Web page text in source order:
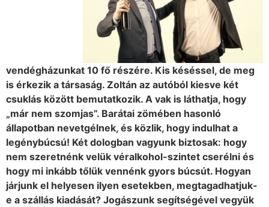
vendégházunkat 10 fő részére. Kis késéssel, de meg
is érkezik a társaság. Zoltán az autóból kiesve két
csuklás között bemutatkozik. A vak is láthatja, hogy
„már nem szomjas”. Barátai zömében hasonló
állapotban nevetgélnek, és közlik, hogy indulhat a
legénybúcsú! Két dologban vagyunk biztosak: hogy
nem szeretnénk velük véralkohol-szintet cserélni és
hogy mi inkább tőlük vennénk gyors búcsút. Hogyan
járjunk el helyesen ilyen esetekben, megtagadhatjuk-
e a szállás kiadását? Jogászunk segítségével vegyük